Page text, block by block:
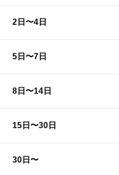
2日〜4日
5日〜7日
8日〜14日
15日〜30日
30日〜